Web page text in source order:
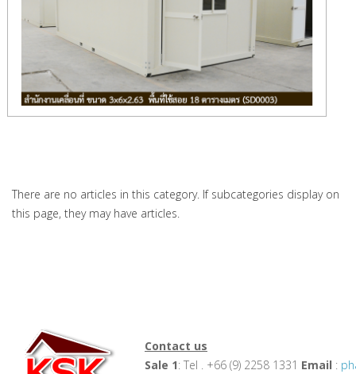
There are no articles in this category. If subcategories display on
this page, they may have articles.
Contact us
Sale 1: Tel . +66 (9) 2258 1331 Email :